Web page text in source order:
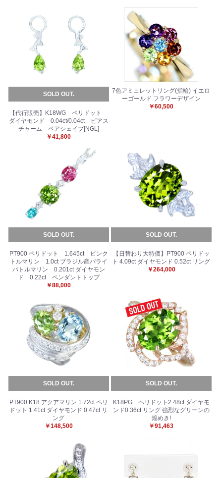
SOLD OUT.
【代行販売】K18WG ペリドット
ダイヤモンド 0.04ct/0.04ct ピアス
チャーム ペアシェイプ[NGL]
￥41,800
7色アミュレットリング(指輪) イエロ
ーゴールド フラワーデザイン
￥60,500
SOLD OUT.
PT900 ペリドット 1.645ct ピンク
トルマリン 1.0ct ブラジル産パライ
バトルマリン 0.201ct ダイヤモン
ド 0.22ct ペンダントトップ
￥88,000
SOLD OUT.
【日替わり大特価】PT900 ペリドッ
ト 4.09ct ダイヤモンド 0.52ct リング
￥264,000
SOLD OUT.
PT900 K18 アクアマリン 1.72ct ペリ
ドット 1.41ct ダイヤモンド 0.47ct リ
ング
￥148,500
SOLD OUT.
K18PG ペリドット2.48ct ダイヤモ
ンド0.36ct リング 強烈なグリーンの
煌めき!
￥91,463
お買い物を続ける